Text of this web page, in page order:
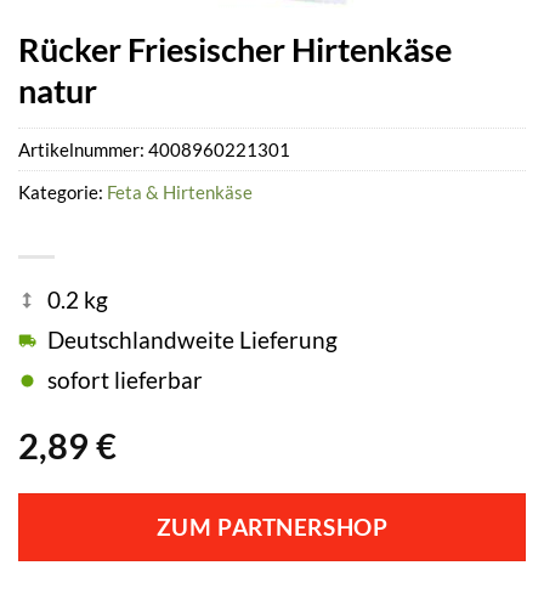
Rücker Friesischer Hirtenkäse
natur
2,89 €
0.2 kg
Deutschlandweite Lieferung
sofort lieferbar
ZUM PARTNERSHOP
Artikelnummer: 4008960221301
Kategorie: Feta & Hirtenkäse